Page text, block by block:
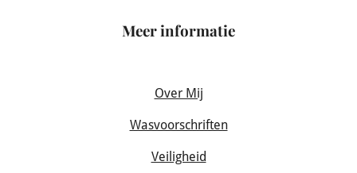
Meer informatie
Over Mij
Wasvoorschriften
Veiligheid